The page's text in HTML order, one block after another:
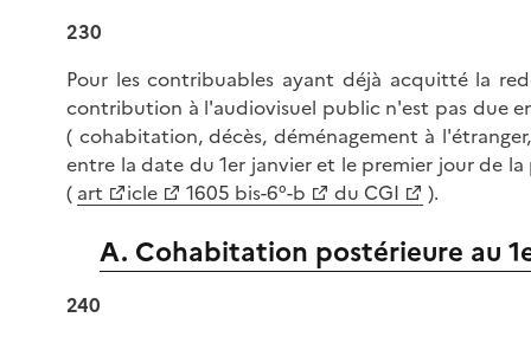
230
Pour les contribuables ayant déjà acquitté la
contribution à l'audiovisuel public n'est pas due
( cohabitation, décès, déménagement à
entre la date du 1er janvier et le premier jour de
( art icle 1605 bis-6°-b du CGI ).
A. Cohabitation postérieure au
240